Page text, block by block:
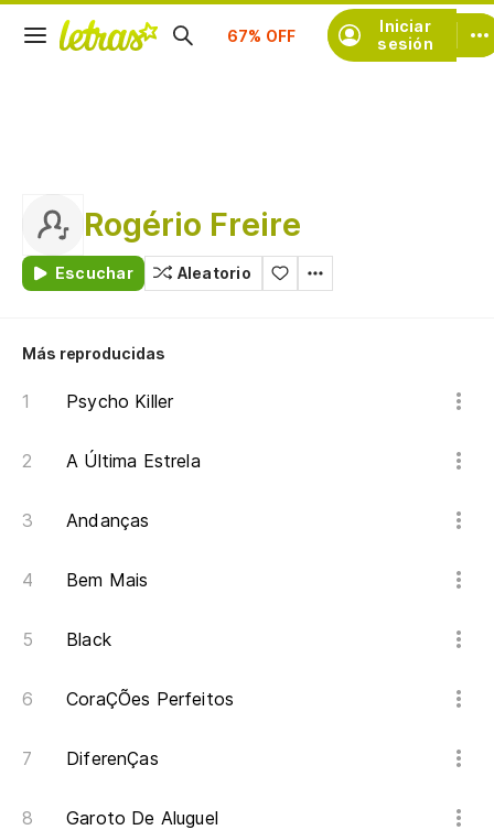
Iniciar
sesión
Suscríbete
Rogério Freire
Escuchar Aleatorio
Más reproducidas
Psycho Killer
A Última Estrela
Andanças
Bem Mais
Black
CoraÇÕes Perfeitos
DiferenÇas
Garoto De Aluguel